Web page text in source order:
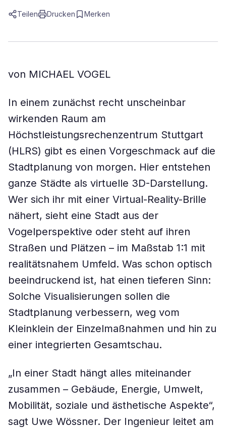
Teilen Drucken Merken
von MICHAEL VOGEL
In einem zunächst recht unscheinbar
wirkenden Raum am
Höchstleistungsrechenzentrum Stuttgart
(HLRS) gibt es einen Vorgeschmack auf die
Stadtplanung von morgen. Hier entstehen
ganze Städte als virtuelle 3D-Darstellung.
Wer sich ihr mit einer Virtual-Reality-Brille
nähert, sieht eine Stadt aus der
Vogelperspektive oder steht auf ihren
Straßen und Plätzen – im Maßstab 1:1 mit
realitätsnahem Umfeld. Was schon optisch
beeindruckend ist, hat einen tieferen Sinn:
Solche Visualisierungen sollen die
Stadtplanung verbessern, weg vom
Kleinklein der Einzelmaßnahmen und hin zu
einer integrierten Gesamtschau.
„In einer Stadt hängt alles miteinander
zusammen – Gebäude, Energie, Umwelt,
Mobilität, soziale und ästhetische Aspekte“,
sagt Uwe Wössner. Der Ingenieur leitet am